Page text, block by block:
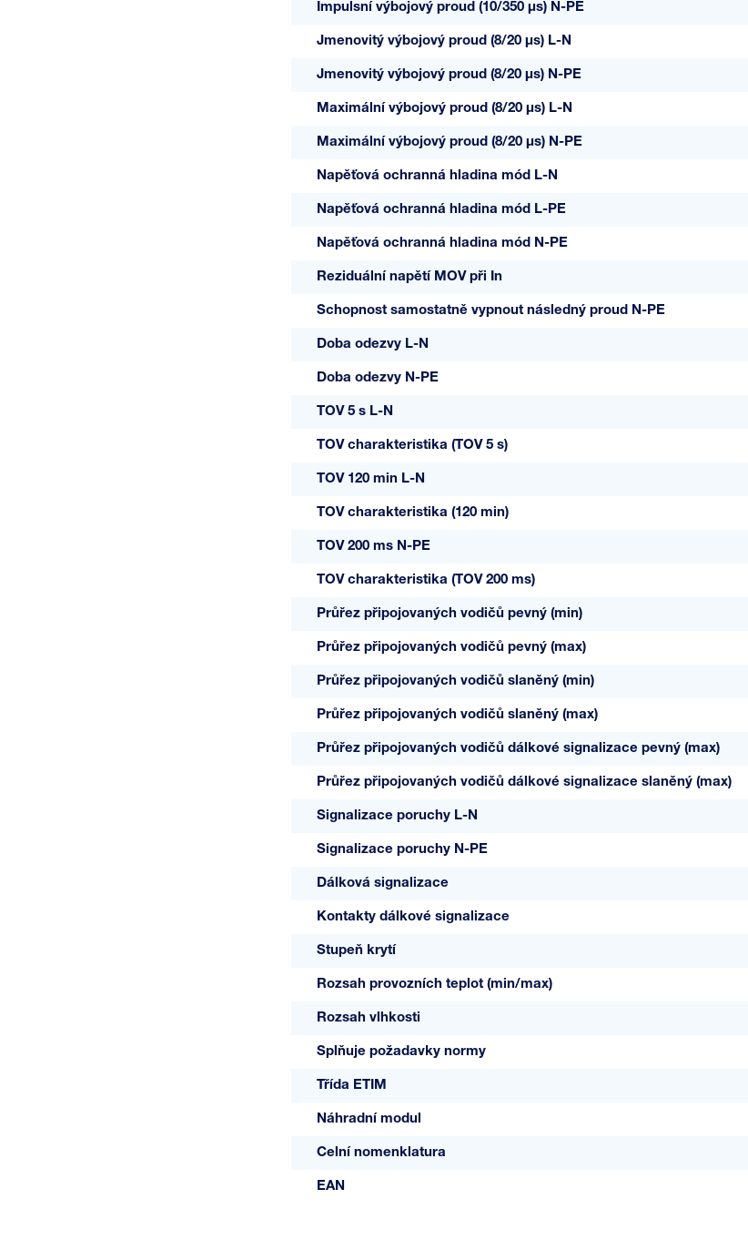
Impulsní výbojový proud (10/350 µs) N-PE
Jmenovitý výbojový proud (8/20 µs) L-N
Jmenovitý výbojový proud (8/20 µs) N-PE
Maximální výbojový proud (8/20 µs) L-N
Maximální výbojový proud (8/20 µs) N-PE
Napěťová ochranná hladina mód L-N
Napěťová ochranná hladina mód L-PE
Napěťová ochranná hladina mód N-PE
Reziduální napětí MOV při In
Schopnost samostatně vypnout následný proud N-PE
Doba odezvy L-N
Doba odezvy N-PE
TOV 5 s L-N
TOV charakteristika (TOV 5 s)
TOV 120 min L-N
TOV charakteristika (120 min)
TOV 200 ms N-PE
TOV charakteristika (TOV 200 ms)
Průřez připojovaných vodičů pevný (min)
Průřez připojovaných vodičů pevný (max)
Průřez připojovaných vodičů slaněný (min)
Průřez připojovaných vodičů slaněný (max)
Průřez připojovaných vodičů dálkové signalizace pevný (max)
Průřez připojovaných vodičů dálkové signalizace slaněný (max)
Signalizace poruchy L-N
Signalizace poruchy N-PE
Dálková signalizace
Kontakty dálkové signalizace
Stupeň krytí
Rozsah provozních teplot (min/max)
Rozsah vlhkosti
Splňuje požadavky normy
Třída ETIM
Náhradní modul
Celní nomenklatura
EAN